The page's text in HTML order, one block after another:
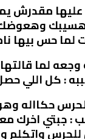
مقدرش
وهعوضك
حس بيها
لما
: كل اللي
حكااله
: جبتي اخرك
واتكلم